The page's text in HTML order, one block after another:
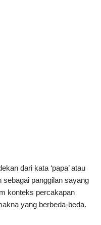
dari kata ‘papa’ atau
sebagai panggilan sayang
konteks percakapan
yang berbeda-beda.